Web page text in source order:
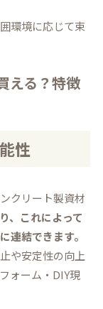
環境に応じて束
える？特徴
性
クリート製資材
、これによって
連結できます。
や安定性の向上
ォーム・DIY現